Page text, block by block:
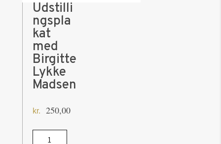
Udstilli
ngspla
kat
med
Birgitte
Lykke
Madsen
kr. 250,00
Udstillingsplakat